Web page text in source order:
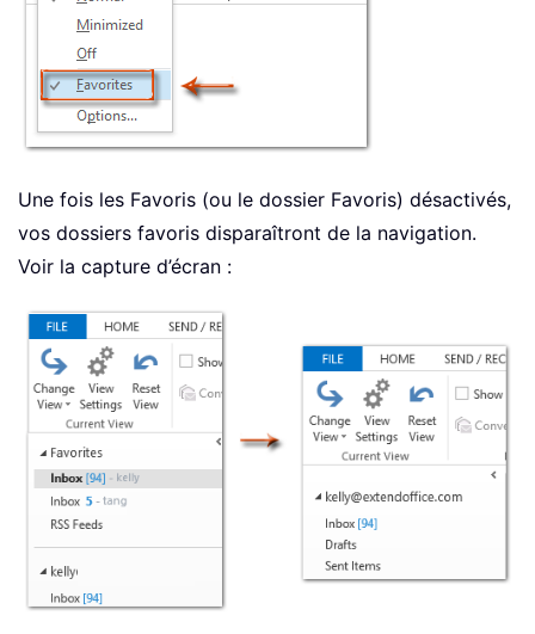
Une fois les Favoris (ou le dossier Favoris) désactivés,
vos dossiers favoris disparaîtront de la navigation.
Voir la capture d’écran :